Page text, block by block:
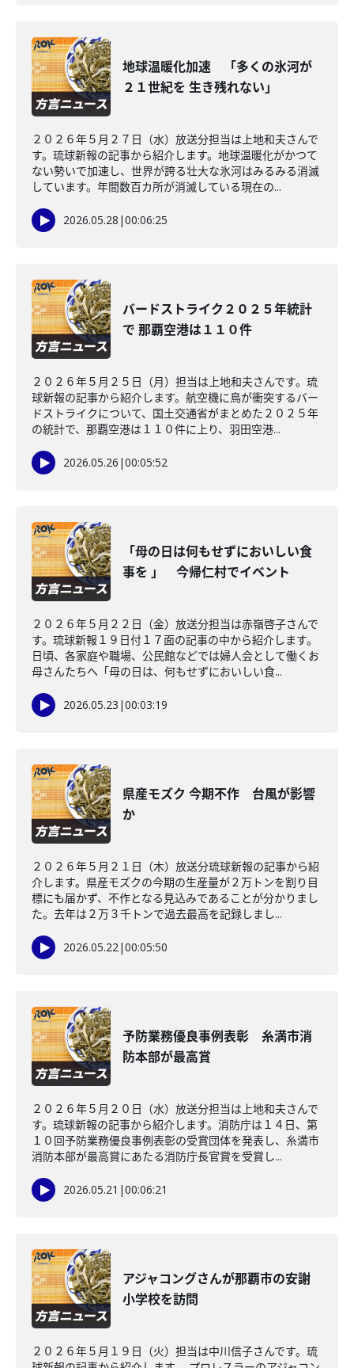
地球温暖化加速 「多くの氷河が
２１世紀を 生き残れない」
２０２６年５月２７日（水）放送分担当は上地和夫さんで
す。琉球新報の記事から紹介します。地球温暖化がかつて
ない勢いで加速し、世界が誇る壮大な氷河はみるみる消滅
しています。年間数百カ所が消滅している現在の...
2026.05.28 |00:06:25
バードストライク２０２５年統計
で 那覇空港は１１０件
２０２６年５月２５日（月）担当は上地和夫さんです。琉
球新報の記事から紹介します。航空機に鳥が衝突するバー
ドストライクについて、国土交通省がまとめた２０２５年
の統計で、那覇空港は１１０件に上り、羽田空港...
2026.05.26 |00:05:52
「母の日は何もせずにおいしい食
事を 」 今帰仁村でイベント
２０２６年５月２２日（金）放送分担当は赤嶺啓子さんで
す。琉球新報１９日付１７面の記事の中から紹介します。
日頃、各家庭や職場、公民館などでは婦人会として働くお
母さんたちへ「母の日は、何もせずにおいしい食...
2026.05.23 |00:03:19
県産モズク 今期不作 台風が影響
か
２０２６年５月２１日（木）放送分琉球新報の記事から紹
介します。県産モズクの今期の生産量が２万トンを割り目
標にも届かず、不作となる見込みであることが分かりまし
た。去年は２万３千トンで過去最高を記録しまし...
2026.05.22|00:05:50
予防業務優良事例表彰 糸満市消
防本部が最高賞
２０２６年５月２０日（水）放送分担当は上地和夫さんで
す。琉球新報の記事から紹介します。消防庁は１４日、第
１０回予防業務優良事例表彰の受賞団体を発表し、糸満市
消防本部が最高賞にあたる消防庁長官賞を受賞し...
2026.05.21 |00:06:21
アジャコングさんが那覇市の安謝
小学校を訪問
２０２６年５月１９日（火）担当は中川信子さんです。琉